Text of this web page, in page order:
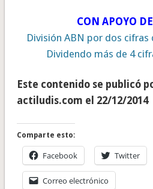
CON APOYO
División ABN por dos cifras
Dividendo más de 4
Este contenido se publicó
actiludis.com el 22/12/2014
Comparte esto:
Facebook Twitter
Correo electrónico